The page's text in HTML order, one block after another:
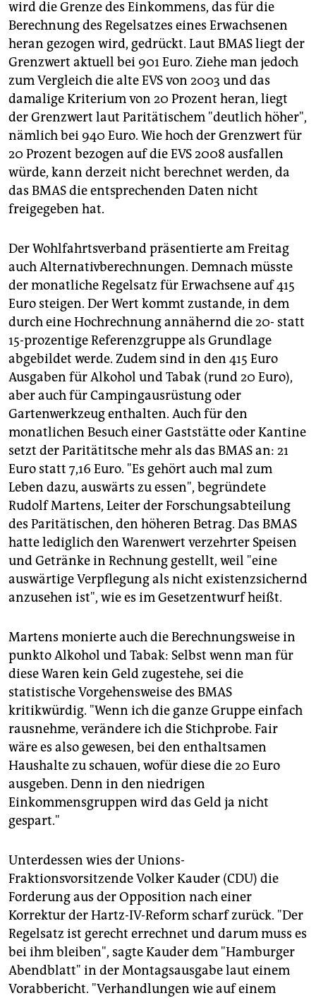
wird die Grenze des Einkommens, das für die
Berechnung des Regelsatzes eines Erwachsenen
heran gezogen wird, gedrückt. Laut BMAS liegt der
Grenzwert aktuell bei 901 Euro. Ziehe man jedoch
zum Vergleich die alte EVS von 2003 und das
damalige Kriterium von 20 Prozent heran, liegt
der Grenzwert laut Paritätischem "deutlich höher",
nämlich bei 940 Euro. Wie hoch der Grenzwert für
20 Prozent bezogen auf die EVS 2008 ausfallen
würde, kann derzeit nicht berechnet werden, da
das BMAS die entsprechenden Daten nicht
freigegeben hat.
Der Wohlfahrtsverband präsentierte am Freitag
auch Alternativberechnungen. Demnach müsste
der monatliche Regelsatz für Erwachsene auf 415
Euro steigen. Der Wert kommt zustande, in dem
durch eine Hochrechnung annähernd die 20- statt
15-prozentige Referenzgruppe als Grundlage
abgebildet werde. Zudem sind in den 415 Euro
Ausgaben für Alkohol und Tabak (rund 20 Euro),
aber auch für Campingausrüstung oder
Gartenwerkzeug enthalten. Auch für den
monatlichen Besuch einer Gaststätte oder Kantine
setzt der Paritätitsche mehr als das BMAS an: 21
Euro statt 7,16 Euro. "Es gehört auch mal zum
Leben dazu, auswärts zu essen", begründete
Rudolf Martens, Leiter der Forschungsabteilung
des Paritätischen, den höheren Betrag. Das BMAS
hatte lediglich den Warenwert verzehrter Speisen
und Getränke in Rechnung gestellt, weil "eine
auswärtige Verpflegung als nicht existenzsichernd
anzusehen ist", wie es im Gesetzentwurf heißt.
Martens monierte auch die Berechnungsweise in
punkto Alkohol und Tabak: Selbst wenn man für
diese Waren kein Geld zugestehe, sei die
statistische Vorgehensweise des BMAS
kritikwürdig. "Wenn ich die ganze Gruppe einfach
rausnehme, verändere ich die Stichprobe. Fair
wäre es also gewesen, bei den enthaltsamen
Haushalte zu schauen, wofür diese die 20 Euro
ausgeben. Denn in den niedrigen
Einkommensgruppen wird das Geld ja nicht
gespart."
Unterdessen wies der Unions-
Fraktionsvorsitzende Volker Kauder (CDU) die
Forderung aus der Opposition nach einer
Korrektur der Hartz-IV-Reform scharf zurück. "Der
Regelsatz ist gerecht errechnet und darum muss es
bei ihm bleiben", sagte Kauder dem "Hamburger
Abendblatt" in der Montagsausgabe laut einem
Vorabbericht. "Verhandlungen wie auf einem